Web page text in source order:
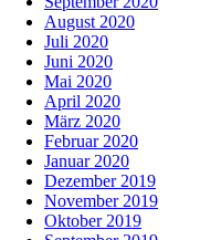
August 2020
Juli 2020
Juni 2020
Mai 2020
April 2020
März 2020
Februar 2020
Januar 2020
Dezember 2019
November 2019
Oktober 2019